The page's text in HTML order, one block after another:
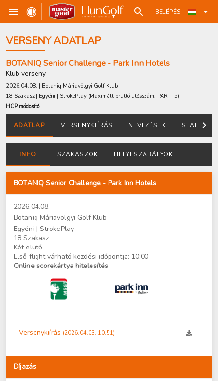
BELÉPÉS
VERSENY ADATLAP
BOTANIQ Senior Challenge - Park Inn Hotels
Klub verseny
2026.04.08. | Botaniq Máriavölgyi Golf Klub
18 Szakasz | Egyéni | StrokePlay (Maximált bruttó ütésszám: PAR + 5)
HCP módosító
ADATLAP VERSENYKIÍRÁS NEVEZÉSEK
INFO SZAKASZOK HELYI SZABÁLYOK
BOTANIQ Senior Challenge - Park Inn Hotels
2026.04.08.
Botaniq Máriavölgyi Golf Klub
Egyéni | StrokePlay
18 Szakasz
Két elütő
Első flight várható kezdési időpontja: 10:00
Online scorekártya hitelesítés
Versenykiírás (2026.04.03. 10:51)
Díjazás